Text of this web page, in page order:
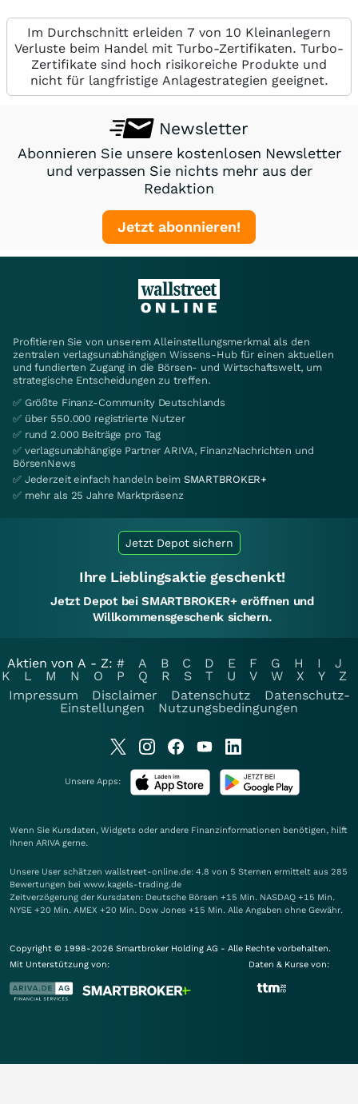
Im Durchschnitt erleiden 7 von 10 Kleinanlegern
Verluste beim Handel mit Turbo-Zertifikaten. Turbo-
Zertifikate sind hoch risikoreiche Produkte und
nicht für langfristige Anlagestrategien geeignet.
Newsletter
Abonnieren Sie unsere kostenlosen Newsletter
und verpassen Sie nichts mehr aus der
Redaktion
Jetzt abonnieren!
Profitieren Sie von unserem Alleinstellungsmerkmal als den
zentralen verlagsunabhängigen Wissens-Hub für einen aktuellen
und fundierten Zugang in die Börsen- und Wirtschaftswelt, um
strategische Entscheidungen zu treffen.
✅ Größte Finanz-Community Deutschlands
✅ über 550.000 registrierte Nutzer
✅ rund 2.000 Beiträge pro Tag
✅ verlagsunabhängige Partner ARIVA, FinanzNachrichten und
BörsenNews
✅ Jederzeit einfach handeln beim SMARTBROKER+
✅ mehr als 25 Jahre Marktpräsenz
Jetzt Depot sichern
Ihre Lieblingsaktie geschenkt!
Jetzt Depot bei SMARTBROKER+ eröffnen und
Willkommensgeschenk sichern.
Aktien von A - Z: # A B C D E F G H I
J
K
L M N O P Q R S T U V W X Y
Z
Impressum
Disclaimer Datenschutz
Datenschutz-
Einstellungen
Nutzungsbedingungen
Unsere Apps:
Wenn Sie Kursdaten, Widgets oder andere Finanzinformationen benötigen, hilft
Ihnen ARIVA gerne.
Unsere User schätzen wallstreet-online.de: 4.8 von 5 Sternen ermittelt aus 285
Bewertungen bei www.kagels-trading.de
Zeitverzögerung der Kursdaten: Deutsche Börsen +15 Min. NASDAQ +15 Min.
NYSE +20 Min. AMEX +20 Min. Dow Jones +15 Min. Alle Angaben ohne Gewähr.
Copyright © 1998-2026 Smartbroker Holding AG - Alle Rechte vorbehalten.
Mit Unterstützung von:
Daten & Kurse von: